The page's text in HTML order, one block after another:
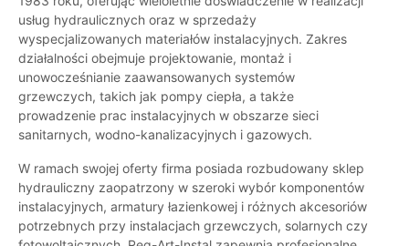
usług hydraulicznych oraz w sprzedaży
wyspecjalizowanych materiałów instalacyjnych. Zakres
działalności obejmuje projektowanie, montaż i
unowocześnianie zaawansowanych systemów
grzewczych, takich jak pompy ciepła, a także
prowadzenie prac instalacyjnych w obszarze sieci
sanitarnych, wodno-kanalizacyjnych i gazowych.
W ramach swojej oferty firma posiada rozbudowany sklep
hydrauliczny zaopatrzony w szeroki wybór komponentów
instalacyjnych, armatury łazienkowej i różnych akcesoriów
potrzebnych przy instalacjach grzewczych, solarnych czy